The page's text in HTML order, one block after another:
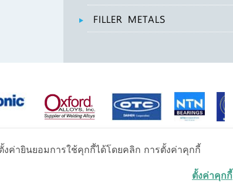
FILLER METALS
งค่ายินยอมการใช้คุกกี้ได้โดยคลิก การตั้งค่าคุกกี้
ตั้งค่าคุกกี้